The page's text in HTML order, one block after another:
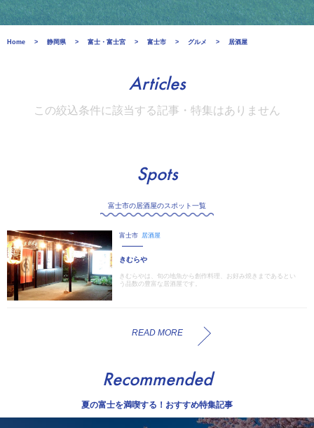
Home 静岡県 富士・富士宮 富士市 グルメ 居酒屋
Articles
この絞込条件に該当する記事・特集はありません
Spots
富士市の居酒屋のスポット一覧
富士市 居酒屋
きむらや
きむらやは、旬の地魚から創作料理、お好み焼きまであるとい
う品数の豊富な居酒屋です。
READ MORE
Recommended
夏の富士を満喫する！おすすめ特集記事